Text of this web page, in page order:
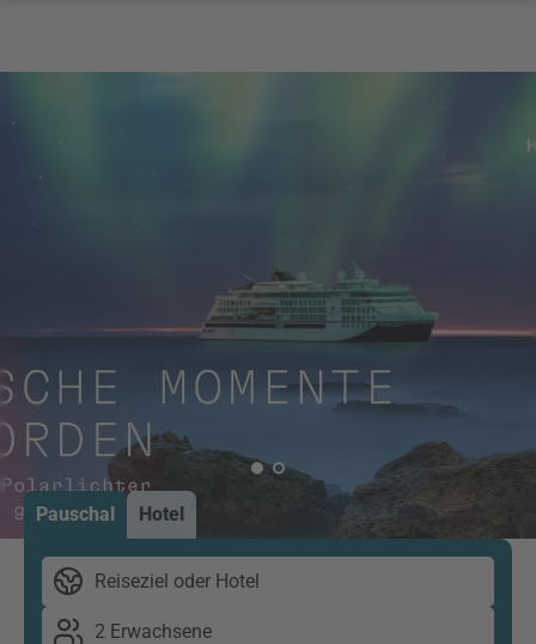
Pauschal Hotel
Reiseziel oder Hotel
2 Erwachsene